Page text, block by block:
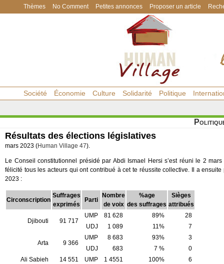
Thèmes No Comment Petites annonces Proposer un article
Société Économie Culture Solidarité Politique
Résultats des élections législatives
mars 2023 (Human Village 47).
Le Conseil constitutionnel présidé par Abdi Ismael Hersi s’est réuni le 2
félicité tous les acteurs qui ont contribué à cet te réussite collective. Il a
2023 :
Circonscription
Suffrages
exprimés
Parti
Nombre
de voix
%age
des suffrages
Sièges
attribués
Djibouti 91 717
UMP 81 628 89%
28
UDJ
1 089 11% 7
Arta 9 366
UMP 8 683 93%
3
UDJ
683 7 %
0
Ali Sabieh
14 551 UMP 1 4551 100%
6